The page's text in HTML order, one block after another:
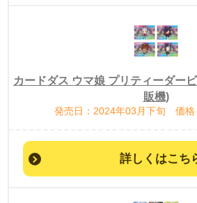
カードダス ウマ娘 プリティーダー
販機)
発売日：2024年03月下旬 価格
詳しくはこち